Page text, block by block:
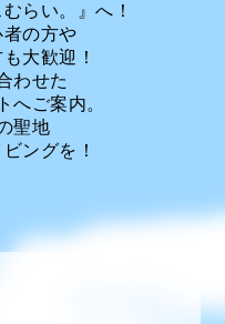
らい。』へ！
の方や
大歓迎！
わせた
へご案内。
聖地
ングを！